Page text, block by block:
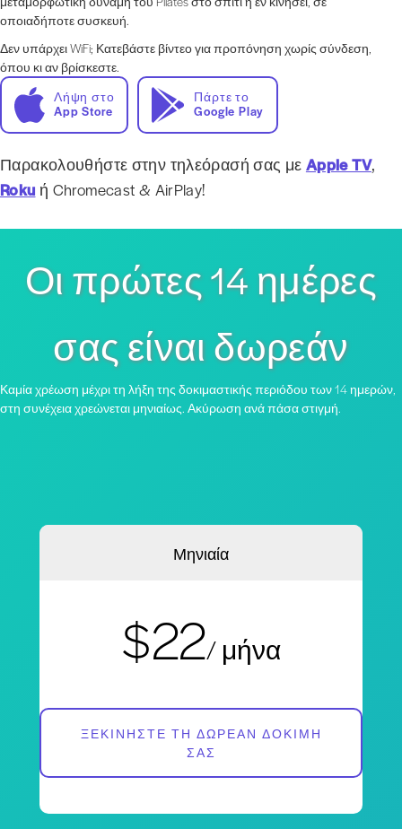
οποιαδήποτε συσκευή.
Δεν υπάρχει WiFi; Κατεβάστε βίντεο για προπόνηση χωρίς σύνδεση,
όπου κι αν βρίσκεστε.
Λήψη στο
App Store
Πάρτε το
Google Play
Παρακολουθήστε στην τηλεόρασή σας με Apple TV,
Roku ή Chromecast & AirPlay!
Οι πρώτες 14 ημέρες
σας είναι δωρεάν
Καμία χρέωση μέχρι τη λήξη της δοκιμαστικής περιόδου των 14 ημερών,
στη συνέχεια χρεώνεται μηνιαίως. Ακύρωση ανά πάσα στιγμή.
Μηνιαία
$22/ μήνα
ΞΕΚΙΝΉΣΤΕ ΤΗ ΔΩΡΕΆΝ ΔΟΚΙΜΉ
ΣΑΣ